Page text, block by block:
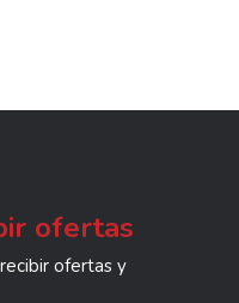
ofertas
ofertas y